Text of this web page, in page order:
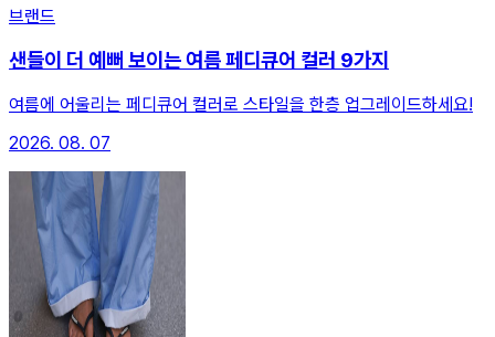
브랜드
샌들이 더 예뻐 보이는 여름 페디큐어 컬러 9가지
여름에 어울리는 페디큐어 컬러로 스타일을 한층 업그레이드하세요!
2026. 08. 07